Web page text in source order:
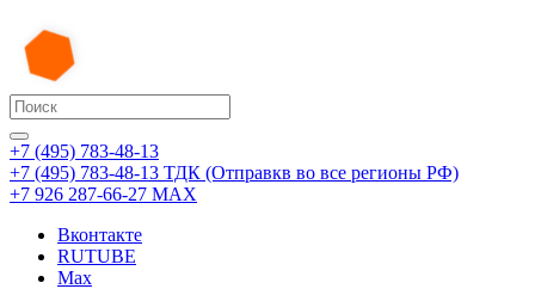
+7 (495) 783-48-13
+7 (495) 783-48-13 ТДК (Отправкв во все регионы РФ)
+7 926 287-66-27 МАХ
Вконтакте
RUTUBE
Max